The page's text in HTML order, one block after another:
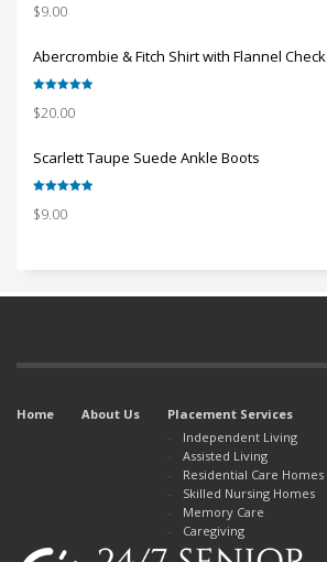
out of 5
$9.00
Abercrombie & Fitch Shirt with Flannel Check
out of 5
$20.00
Scarlett Taupe Suede Ankle Boots
out of 5
$9.00
Home About Us
Placement Services
Independent Living
Assisted Living
Residential Care Homes
Skilled Nursing Homes
Memory Care
Caregiving